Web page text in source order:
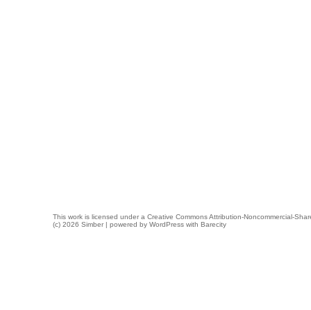
This work is licensed under a Creative Commons Attribution-Noncommercial-
(c) 2026 Simber | powered by WordPress with Barecity